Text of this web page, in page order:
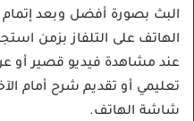
البث بصورة أفضل وبعد
الهاتف على التلفاز بزمن
عند مشاهدة فيديو قصير أو
تعليمي أو تقديم شرح أمام
شاشة الهاتف.